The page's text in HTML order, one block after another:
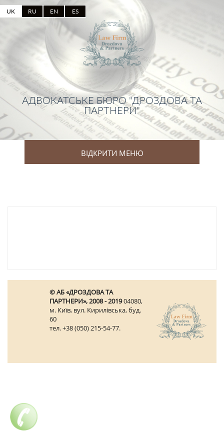
UK RU EN ES
АДВОКАТСЬКЕ БЮРО "ДРОЗДОВА ТА
ПАРТНЕРИ"
ВІДКРИТИ МЕНЮ
© АБ «ДРОЗДОВА ТА
ПАРТНЕРИ», 2008 - 201904080,
м. Київ, вул. Кирилівська, буд.
60
тел. +38 (050) 215-54-77.